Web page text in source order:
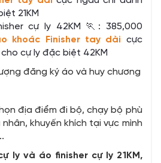
21KM
cự ly 42KM 🏃: 385,000
khoác Finisher tay dài cực
cự ly đặc biệt 42KM
đăng ký áo và huy chương
địa điểm đi bộ, chạy bộ phù
khuyến khích tại vực mình
ly và áo finisher cự ly 21 KM,